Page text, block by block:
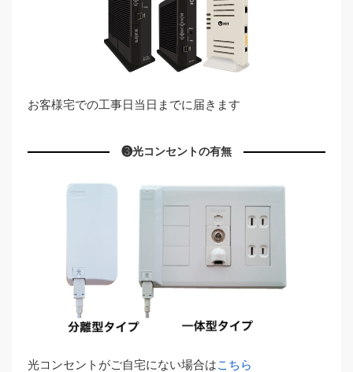
お客様宅での⼯事⽇当⽇までに届きます
❸光コンセントの有無
光コンセントがご⾃宅にない場合はこちら